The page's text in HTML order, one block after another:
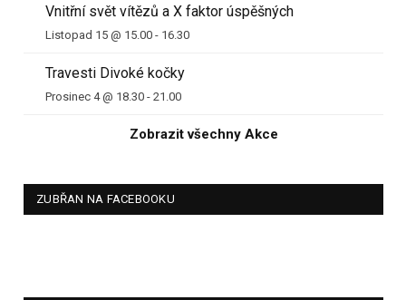
Vnitřní svět vítězů a X faktor úspěšných
Listopad 15 @ 15.00 - 16.30
Travesti Divoké kočky
Prosinec 4 @ 18.30 - 21.00
Zobrazit všechny Akce
ZUBŘAN NA FACEBOOKU